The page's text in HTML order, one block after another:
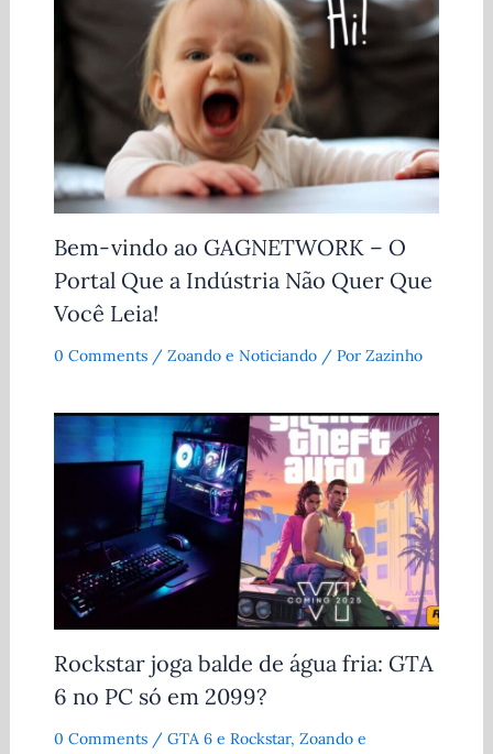
Bem-vindo ao GAGNETWORK – O
Portal Que a Indústria Não Quer Que
Você Leia!
0 Comments / Zoando e Noticiando/ Por Zazinho
Rockstar joga balde de água fria: GTA
6 no PC só em 2099?
0 Comments / GTA 6 e Rockstar, Zoando e